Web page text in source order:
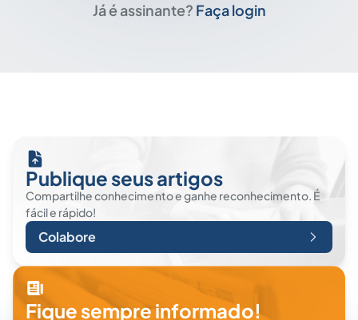
Já é assinante? Faça login
Publique seus artigos
Compartilhe conhecimento e ganhe reconhecimento. É
fácil e rápido!
Colabore
Fique sempre informado!